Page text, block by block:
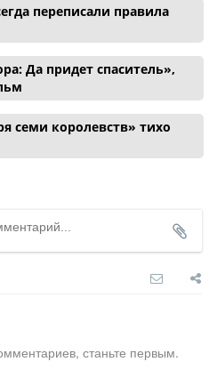
переписали правила
Да придет спаситель»,
семи королевств» тихо
станьте первым.